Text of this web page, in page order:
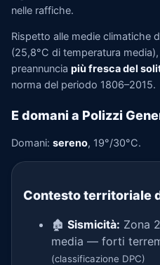
nelle raffiche.
Rispetto alle medie climatiche
(25,8°C di temperatura
preannuncia più fresca del
norma del periodo 1806–2015.
E domani a Polizzi
Domani: sereno, 19°/30°C.
Contesto territoriale
🏚️ Sismicità: Zona
media — forti
(classificazione DPC)